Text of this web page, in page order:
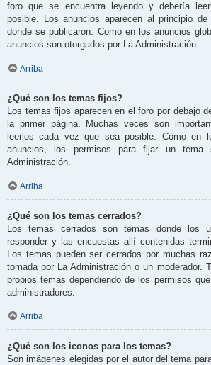
foro que se encuentra leyendo y debería
posible. Los anuncios aparecen al principio
donde se publicaron. Como en los anuncios
anuncios son otorgados por La Administración.
Arriba
¿Qué son los temas fijos?
Los temas fijos aparecen en el foro por debajo
la primer página. Muchas veces son
leerlos cada vez que sea posible. Como en
anuncios, los permisos para fijar un tema
Administración.
Arriba
¿Qué son los temas cerrados?
Los temas cerrados son temas donde los
responder y las encuestas allí contenidas
Los temas pueden ser cerrados por muchas
tomada por La Administración o un moderador.
propios temas dependiendo de los permisos
administradores.
Arriba
¿Qué son los iconos para los temas?
Son imágenes elegidas por el autor del tema